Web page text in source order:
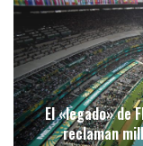
El «legado» de
reclaman